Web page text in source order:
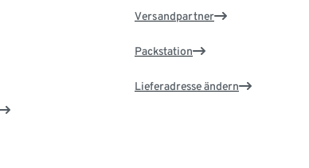
Versandpartner
Packstation
Lieferadresse ändern